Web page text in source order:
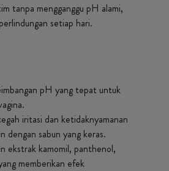
tanpa mengganggu pH alami,
setiap hari.
pH yang tepat untuk
iritasi dan ketidaknyamanan
dengan sabun yang keras.
ekstrak kamomil, panthenol,
memberikan efek